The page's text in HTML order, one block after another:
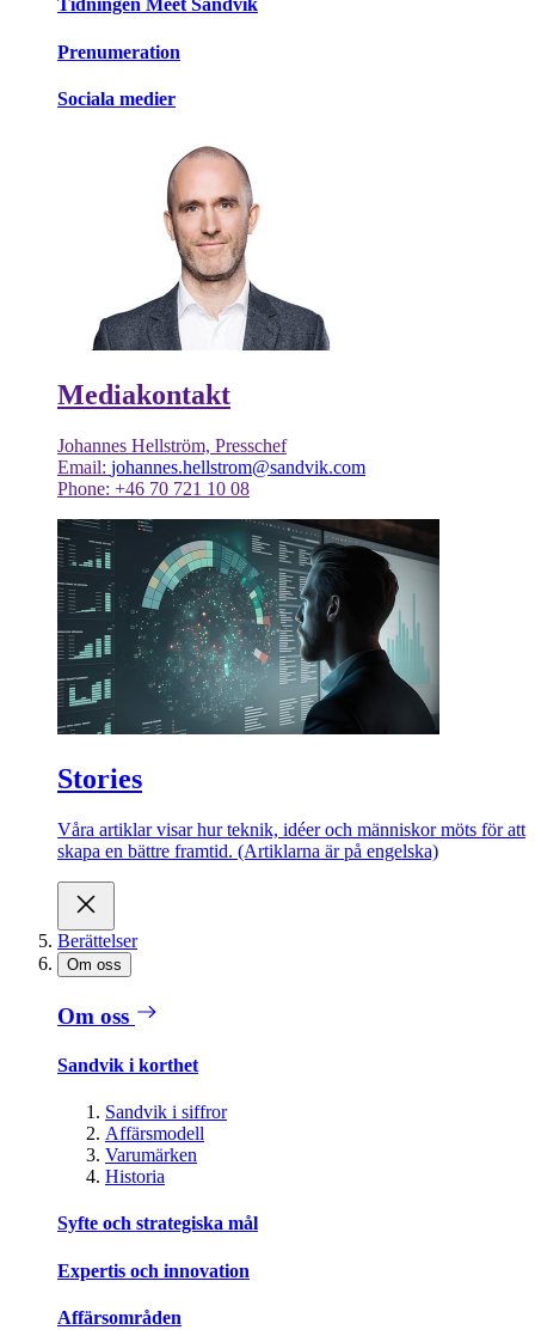
Tidningen Meet Sandvik
Prenumeration
Sociala medier
Mediakontakt
Johannes Hellström, Presschef
Email: johannes.hellstrom@sandvik.com
Phone: +46 70 721 10 08
Stories
Våra artiklar visar hur teknik, idéer och människor möts för att
skapa en bättre framtid. (Artiklarna är på engelska)
Berättelser
Om oss
Om oss
Sandvik i korthet
Sandvik i siffror
Affärsmodell
Varumärken
Historia
Syfte och strategiska mål
Expertis och innovation
Affärsområden